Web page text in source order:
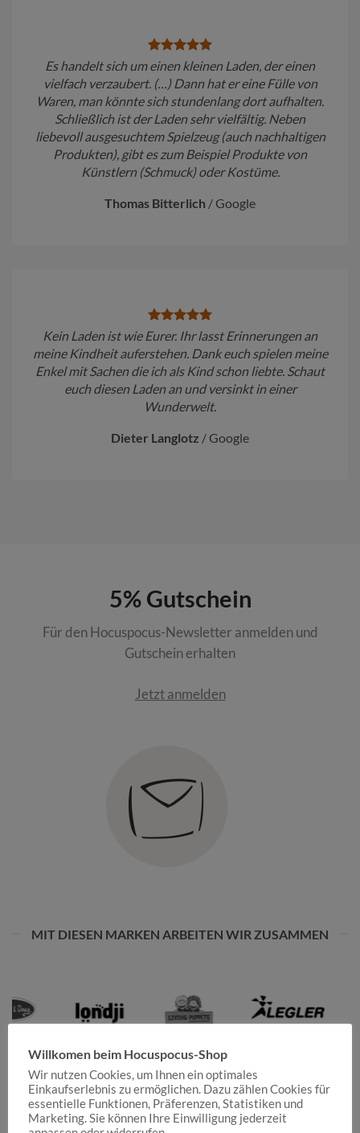
Es handelt sich um einen kleinen Laden, der einen
vielfach verzaubert. (…) Dann hat er eine Fülle von
Waren, man könnte sich stundenlang dort aufhalten.
Schließlich ist der Laden sehr vielfältig. Neben
liebevoll ausgesuchtem Spielzeug (auch nachhaltigen
Produkten), gibt es zum Beispiel Produkte von
Künstlern (Schmuck) oder Kostüme.
Thomas Bitterlich / Google
Kein Laden ist wie Eurer. Ihr lasst Erinnerungen an
meine Kindheit auferstehen. Dank euch spielen meine
Enkel mit Sachen die ich als Kind schon liebte. Schaut
euch diesen Laden an und versinkt in einer
Wunderwelt.
Dieter Langlotz / Google
5% Gutschein
Für den Hocuspocus-Newsletter anmelden und
Gutschein erhalten
Jetzt anmelden
MIT DIESEN MARKEN ARBEITEN WIR ZUSAMMEN
Willkomen beim Hocuspocus-Shop
Wir nutzen Cookies, um Ihnen ein optimales
Einkaufserlebnis zu ermöglichen. Dazu zählen Cookies für
essentielle Funktionen, Präferenzen, Statistiken und
Marketing. Sie können Ihre Einwilligung jederzeit